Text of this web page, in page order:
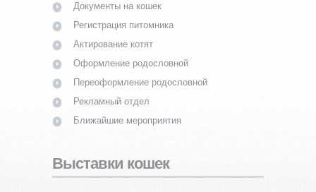
Документы на кошек
Регистрация питомника
Актирование котят
Оформление родословной
Переоформление родословной
Рекламный отдел
Ближайшие мероприятия
Выставки кошек